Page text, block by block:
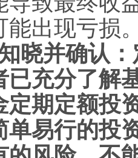
能出现亏损
晓并确认
已充分了解
定期定额投
单易行的投